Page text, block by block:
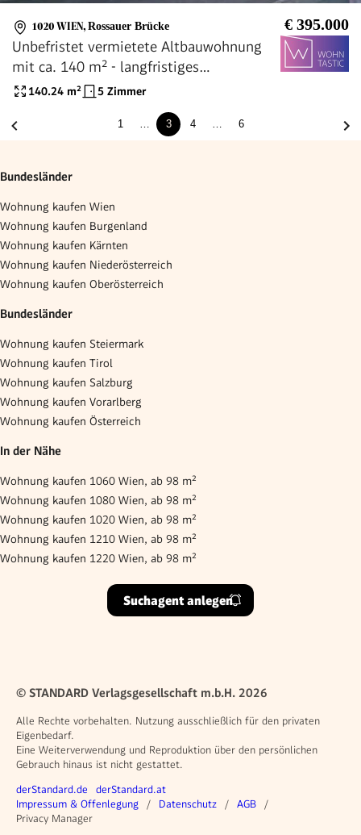
1020 WIEN, Rossauer Brücke € 395.000
Unbefristet vermietete Altbauwohnung
mit ca. 140 m² - langfristiges
Anlageobjekt
140.24 m² 5 Zimmer
1 … 3 4 … 6
Bundesländer
Wohnung kaufen Wien
Wohnung kaufen Burgenland
Wohnung kaufen Kärnten
Wohnung kaufen Niederösterreich
Wohnung kaufen Oberösterreich
Bundesländer
Wohnung kaufen Steiermark
Wohnung kaufen Tirol
Wohnung kaufen Salzburg
Wohnung kaufen Vorarlberg
Wohnung kaufen Österreich
In der Nähe
Wohnung kaufen 1060 Wien, ab 98 m²
Wohnung kaufen 1080 Wien, ab 98 m²
Wohnung kaufen 1020 Wien, ab 98 m²
Wohnung kaufen 1210 Wien, ab 98 m²
Wohnung kaufen 1220 Wien, ab 98 m²
Suchagent anlegen
© STANDARD Verlagsgesellschaft m.b.H. 2026
Alle Rechte vorbehalten. Nutzung ausschließlich für den privaten
Eigenbedarf.
Eine Weiterverwendung und Reproduktion über den persönlichen
Gebrauch hinaus ist nicht gestattet.
Weitere Angebote
derStandard.de derStandard.at
Rechtliches
Impressum & Offenlegung Datenschutz
AGB
Privacy Manager